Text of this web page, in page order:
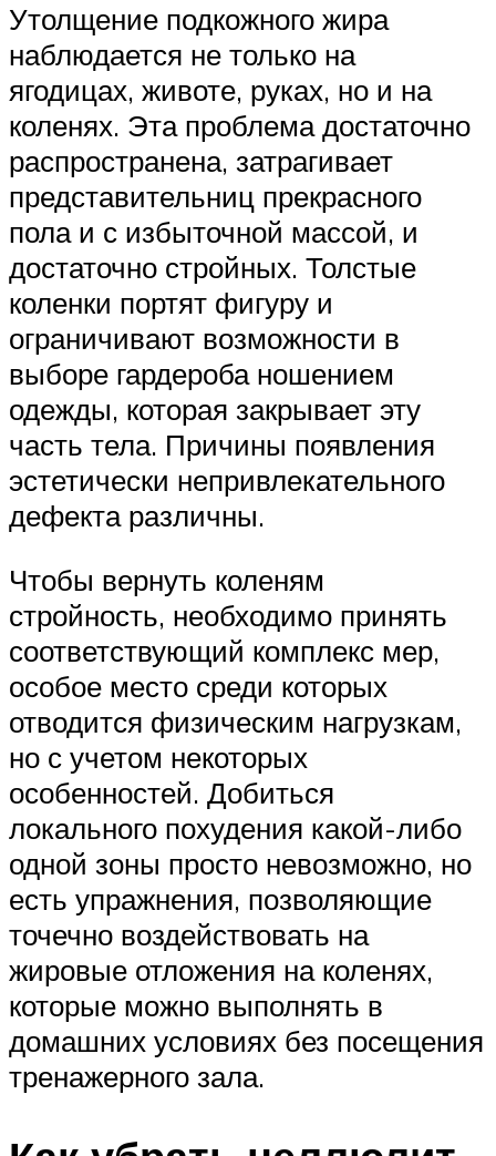
Утолщение подкожного жира
наблюдается не только на
ягодицах, животе, руках, но и на
коленях. Эта проблема достаточно
распространена, затрагивает
представительниц прекрасного
пола и с избыточной массой, и
достаточно стройных. Толстые
коленки портят фигуру и
ограничивают возможности в
выборе гардероба ношением
одежды, которая закрывает эту
часть тела. Причины появления
эстетически непривлекательного
дефекта различны.
Чтобы вернуть коленям
стройность, необходимо принять
соответствующий комплекс мер,
особое место среди которых
отводится физическим нагрузкам,
но с учетом некоторых
особенностей. Добиться
локального похудения какой-либо
одной зоны просто невозможно, но
есть упражнения, позволяющие
точечно воздействовать на
жировые отложения на коленях,
которые можно выполнять в
домашних условиях без посещения
тренажерного зала.